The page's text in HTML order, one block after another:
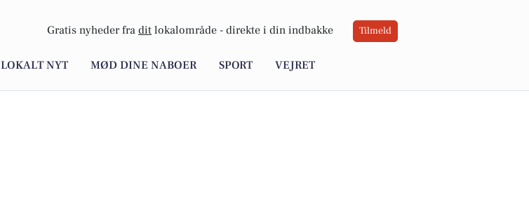
Gratis nyheder fra dit lokalområde - direkte i din indbakke Tilmeld
LOKALT NYT MØD DINE NABOER SPORT VEJRET